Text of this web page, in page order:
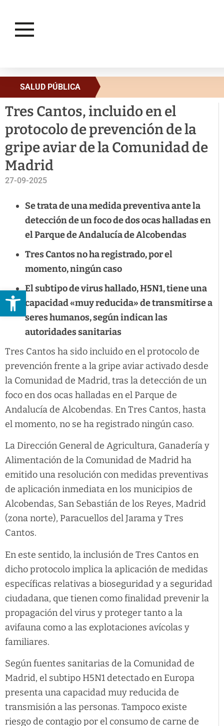
SALUD PÚBLICA
Tres Cantos, incluido en el
protocolo de prevención de la
gripe aviar de la Comunidad de
Madrid
27-09-2025
Se trata de una medida preventiva ante la
detección de un foco de dos ocas halladas en
el Parque de Andalucía de Alcobendas
Tres Cantos no ha registrado, por el
momento, ningún caso
El subtipo de virus hallado, H5N1, tiene una
capacidad «muy reducida» de transmitirse a
seres humanos, según indican las
autoridades sanitarias
Tres Cantos ha sido incluido en el protocolo de
prevención frente a la gripe aviar activado desde
la Comunidad de Madrid, tras la detección de un
foco en dos ocas halladas en el Parque de
Andalucía de Alcobendas. En Tres Cantos, hasta
el momento, no se ha registrado ningún caso.
La Dirección General de Agricultura, Ganadería y
Alimentación de la Comunidad de Madrid ha
emitido una resolución con medidas preventivas
de aplicación inmediata en los municipios de
Alcobendas, San Sebastián de los Reyes, Madrid
(zona norte), Paracuellos del Jarama y Tres
Cantos.
En este sentido, la inclusión de Tres Cantos en
dicho protocolo implica la aplicación de medidas
específicas relativas a bioseguridad y a seguridad
ciudadana, que tienen como finalidad prevenir la
propagación del virus y proteger tanto a la
avifauna como a las explotaciones avícolas y
familiares.
Según fuentes sanitarias de la Comunidad de
Madrid, el subtipo H5N1 detectado en Europa
presenta una capacidad muy reducida de
transmisión a las personas. Tampoco existe
riesgo de contagio por el consumo de carne de
Abrir barra de herramientas